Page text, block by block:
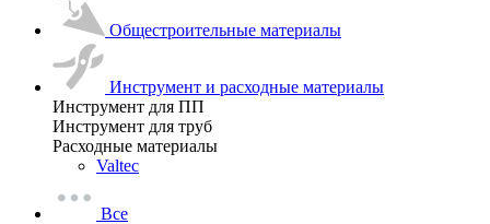
Общестроительные материалы
Инструмент и расходные материалы
Инструмент для ПП
Инструмент для труб
Расходные материалы
Valtec
Все